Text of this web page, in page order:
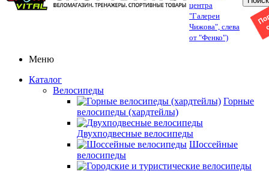
центра
"Галереи
Чижова", слева
от "Фенко")
Меню
Каталог
Велосипеды
Горные
велосипеды (хардтейлы)
Двухподвесные велосипеды
Шоссейные
велосипеды